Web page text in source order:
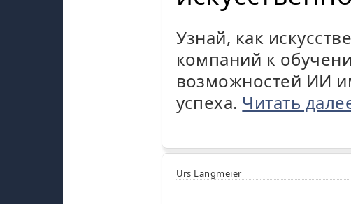
Узнай, как
компаний к
возможностей ИИ
успеха. Читать
Urs Langmeier